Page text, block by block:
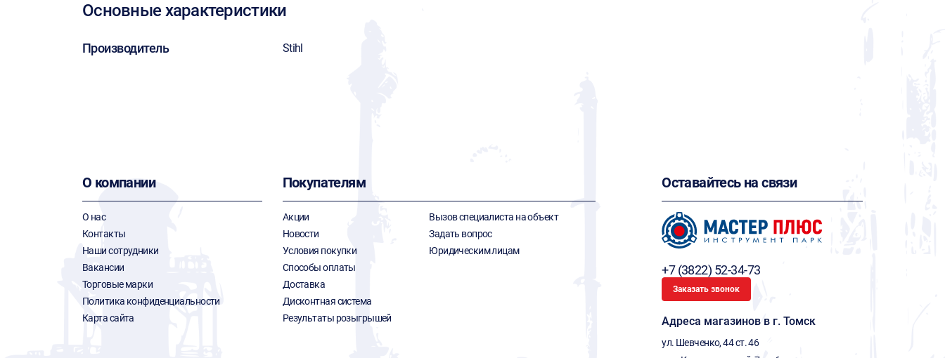
Основные характеристики
Производитель Stihl
О компании
О нас
Контакты
Наши сотрудники
Вакансии
Торговые марки
Политика конфиденциальности
Карта сайта
Покупателям
Акции
Новости
Условия покупки
Способы оплаты
Доставка
Дисконтная система
Результаты розыгрышей
Вызов специалиста на объект
Задать вопрос
Юридическим лицам
Оставайтесь на связи
+7 (3822) 52-34-73
Заказать звонок
Адреса магазинов в г. Томск
ул. Шевченко, 44 ст. 46